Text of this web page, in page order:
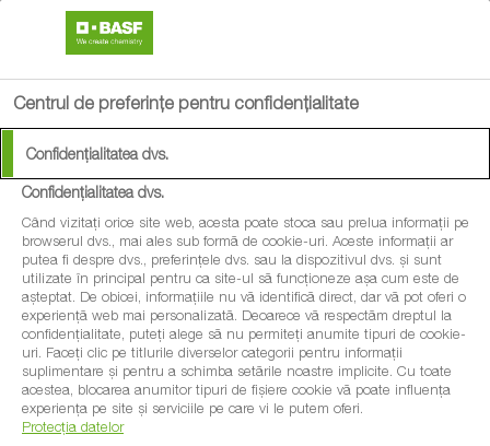
Centrul de preferințe pentru confidențialitate
Confidențialitatea dvs.
Confidențialitatea dvs.
Când vizitați orice site web, acesta poate stoca sau prelua informații pe
browserul dvs., mai ales sub formă de cookie-uri. Aceste informații ar
putea fi despre dvs., preferințele dvs. sau la dispozitivul dvs. și sunt
utilizate în principal pentru ca site-ul să funcționeze așa cum este de
așteptat. De obicei, informațiile nu vă identifică direct, dar vă pot oferi o
experiență web mai personalizată. Deoarece vă respectăm dreptul la
confidențialitate, puteți alege să nu permiteți anumite tipuri de cookie-
uri. Faceți clic pe titlurile diverselor categorii pentru informații
suplimentare și pentru a schimba setările noastre implicite. Cu toate
acestea, blocarea anumitor tipuri de fișiere cookie vă poate influența
experiența pe site și serviciile pe care vi le putem oferi.
Protecția datelor